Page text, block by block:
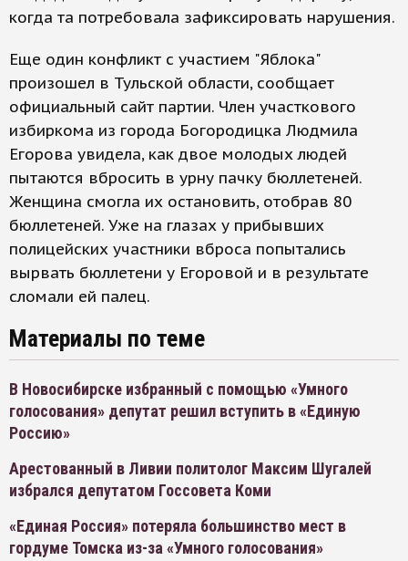
когда та потребовала зафиксировать нарушения.
Еще один конфликт с участием "Яблока"
произошел в Тульской области, сообщает
официальный сайт партии. Член участкового
избиркома из города Богородицка Людмила
Егорова увидела, как двое молодых людей
пытаются вбросить в урну пачку бюллетеней.
Женщина смогла их остановить, отобрав 80
бюллетеней. Уже на глазах у прибывших
полицейских участники вброса попытались
вырвать бюллетени у Егоровой и в результате
сломали ей палец.
Материалы по теме
В Новосибирске избранный с помощью «Умного
голосования» депутат решил вступить в «Единую
Россию»
Арестованный в Ливии политолог Максим Шугалей
избрался депутатом Госсовета Коми
«Единая Россия» потеряла большинство мест в
гордуме Томска из-за «Умного голосования»